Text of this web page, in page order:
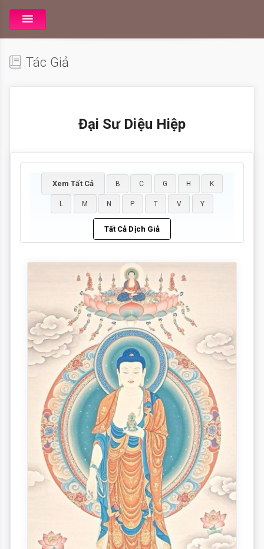
Tác Giả
Đại Sư Diệu Hiệp
Xem Tất Cả B C G H K
L M N P T V Y
Tất Cả Dịch Giả